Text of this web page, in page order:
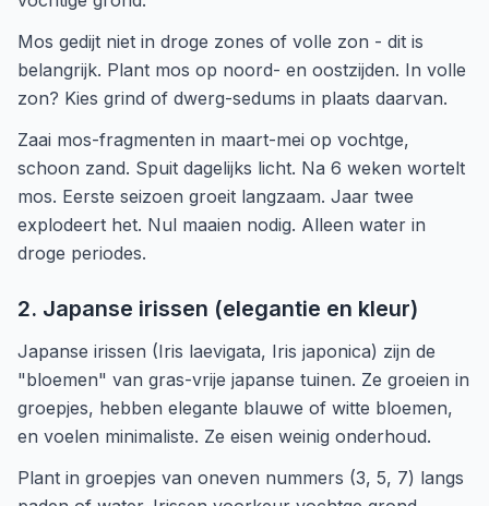
Mos gedijt niet in droge zones of volle zon - dit is
belangrijk. Plant mos op noord- en oostzijden. In volle
zon? Kies grind of dwerg-sedums in plaats daarvan.
Zaai mos-fragmenten in maart-mei op vochtge,
schoon zand. Spuit dagelijks licht. Na 6 weken wortelt
mos. Eerste seizoen groeit langzaam. Jaar twee
explodeert het. Nul maaien nodig. Alleen water in
droge periodes.
2. Japanse irissen (elegantie en kleur)
Japanse irissen (Iris laevigata, Iris japonica) zijn de
"bloemen" van gras-vrije japanse tuinen. Ze groeien in
groepjes, hebben elegante blauwe of witte bloemen,
en voelen minimaliste. Ze eisen weinig onderhoud.
Plant in groepjes van oneven nummers (3, 5, 7) langs